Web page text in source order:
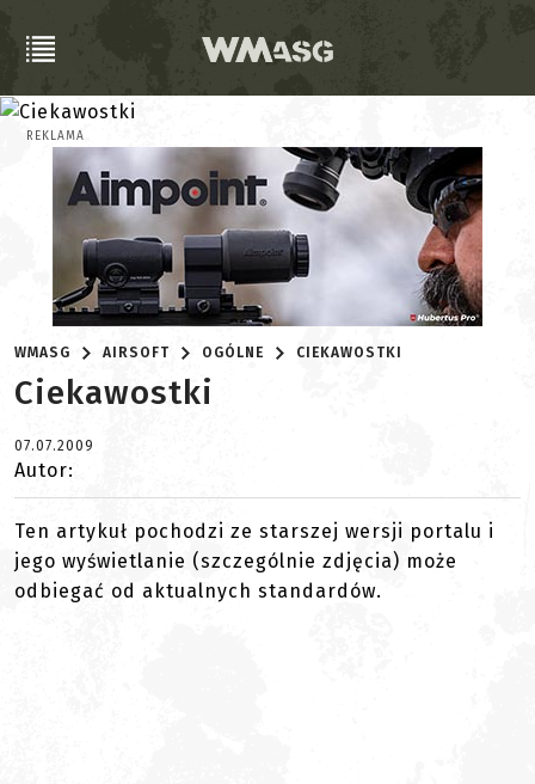
REKLAMA
WMASG AIRSOFT OGÓLNE CIEKAWOSTKI
Ciekawostki
07.07.2009
Autor:
Ten artykuł pochodzi ze starszej wersji portalu i
jego wyświetlanie (szczególnie zdjęcia) może
odbiegać od aktualnych standardów.